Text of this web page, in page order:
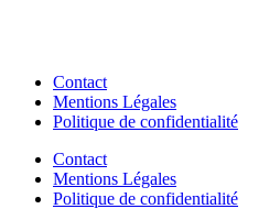
Contact
Mentions Légales
Politique de confidentialité
Contact
Mentions Légales
Politique de confidentialité